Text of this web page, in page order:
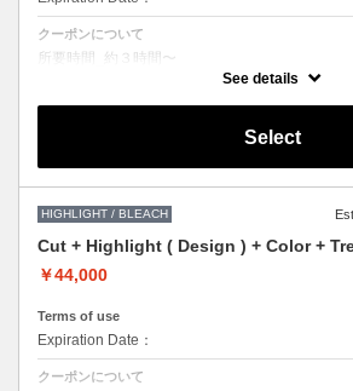
クーポンについて
所要時間_約３時間〜
ハイライト、デザインカラー、ポイントカラーな
をお選びください。
●ご希望の色やカラー履歴、デザインによっては
施術時間、料金が前後する場合がございます
●髪の長さにより別途ロング料金を頂戴いたし
See details
Select
HIGHLIGHT / BLEACH
Cut + Highlight ( Design ) + Color +
￥44,000
Terms of use
Expiration Date：
クーポンについて